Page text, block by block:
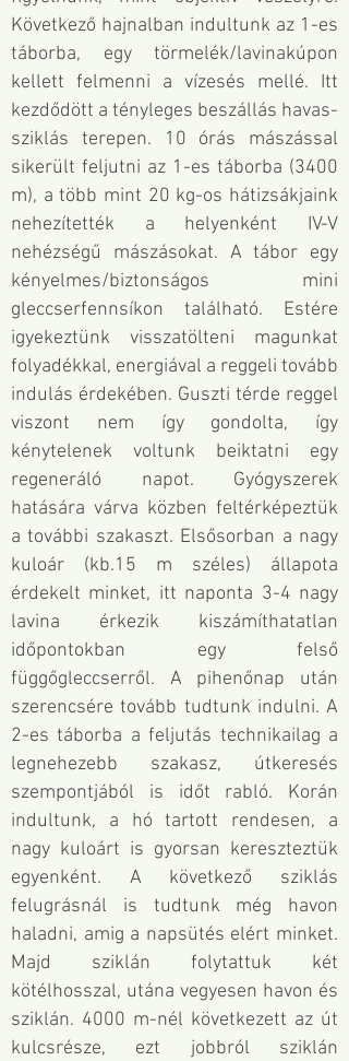
Következő hajnalban indultunk az 1-es
táborba, egy törmelék/lavinakúpon
kellett felmenni a vízesés mellé. Itt
kezdődött a tényleges beszállás havas-
sziklás terepen. 10 órás mászással
sikerült feljutni az 1-es táborba (3400
m), a több mint 20 kg-os hátizsákjaink
nehezítették a helyenként IV-V
nehézségű mászásokat. A tábor egy
kényelmes/biztonságos mini
gleccserfennsíkon található. Estére
igyekeztünk visszatölteni magunkat
folyadékkal, energiával a reggeli tovább
indulás érdekében. Guszti térde reggel
viszont nem így gondolta, így
kénytelenek voltunk beiktatni egy
regeneráló napot. Gyógyszerek
hatására várva közben feltérképeztük
a további szakaszt. Elsősorban a nagy
kuloár (kb.15 m széles) állapota
érdekelt minket, itt naponta 3-4 nagy
lavina érkezik kiszámíthatatlan
időpontokban egy felső
függőgleccserről. A pihenőnap után
szerencsére tovább tudtunk indulni. A
2-es táborba a feljutás technikailag a
legnehezebb szakasz, útkeresés
szempontjából is időt rabló. Korán
indultunk, a hó tartott rendesen, a
nagy kuloárt is gyorsan kereszteztük
egyenként. A következő sziklás
felugrásnál is tudtunk még havon
haladni, amig a napsütés elért minket.
Majd sziklán folytattuk két
kötélhosszal, utána vegyesen havon és
sziklán. 4000 m-nél következett az út
kulcsrésze, ezt jobbról sziklán